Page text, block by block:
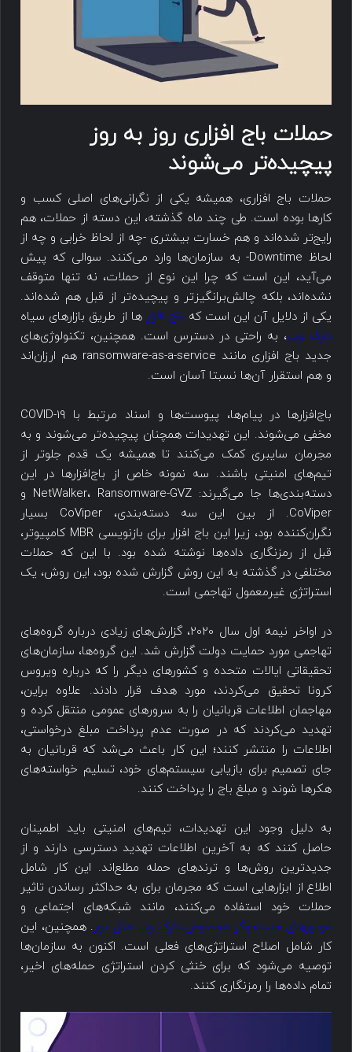
حملات باج افزاری روز به روز
پیچیده‌تر می‌شوند
حملات باج افزاری، همیشه یکی از نگرانی‌های اصلی کسب و
کارها بوده است. طی چند ماه گذشته، این دسته از حملات، هم
رایج‌تر شده‌اند و هم خسارت بیشتری -چه از لحاظ خرابی و چه از
لحاظ Downtime- به سازمان‌ها وارد می‌کنند. سوالی که پیش
می‌آید، این است که چرا این نوع از حملات، نه تنها متوقف
نشده‌اند، بلکه چالش‌برانگیزتر و پیچیده‌تر از قبل هم شده‌اند.
یکی از دلایل آن این است که باج افزار ها از طریق بازارهای سیاه
دارک وب، به راحتی در دسترس است. همچنین، تکنولوژی‌های
جدید باج افزاری مانند ransomware-as-a-service هم ارزان‌اند
و هم استقرار آن‌ها نسبتا آسان است.
باج‌افزارها در پیام‌ها، پیوست‌ها و اسناد مرتبط با COVID-19
مخفی می‌شوند. این تهدیدات همچنان پیچیده‌تر می‌شوند و به
مجرمان سایبری کمک می‌کنند تا همیشه یک قدم جلوتر از
تیم‌های امنیتی باشند. سه نمونه خاص از باج‌افزارها در این
دسته‌بندی‌ها جا می‌گیرند: NetWalker، Ransomware-GVZ و
CoViper. از بین این سه دسته‌بندی، CoViper بسیار
نگران‌کننده بود، زیرا این باج افزار برای بازنویسی MBR کامپیوتر،
قبل از رمزنگاری داده‌ها نوشته شده بود. با این که حملات
مختلفی در گذشته به این روش گزارش شده بود، این روش، یک
استراتژی غیرمعمول تهاجمی است.
در اواخر نیمه اول سال 2020، گزارش‌های زیادی درباره گروه‌های
تهاجمی مورد حمایت دولت گزارش شد. این گروه‌ها، سازمان‌های
تحقیقاتی ایالات متحده و کشورهای دیگر را که درباره ویروس
کرونا تحقیق می‌کردند، مورد هدف قرار دادند. علاوه براین،
مهاجمان اطلاعات قربانیان را به سرورهای عمومی منتقل کرده و
تهدید می‌کردند که در صورت عدم پرداخت مبلغ درخواستی،
اطلاعات را منتشر کنند؛ این کار باعث می‌شد که قربانیان به
جای تصمیم برای بازیابی سیستم‌های خود، تسلیم خواسته‌های
هکرها شوند و مبلغ باج را پرداخت کنند.
به دلیل وجود این تهدیدات، تیم‌های امنیتی باید اطمینان
حاصل کنند که به آخرین اطلاعات تهدید دسترسی دارند و از
جدیدترین روش‌ها و ترندهای حمله مطلع‌اند. این کار شامل
اطلاع از ابزارهایی است که مجرمان برای به حداکثر رساندن تاثیر
حملات خود استفاده می‌کنند، مانند شبکه‌های اجتماعی و
موتورهای جستجوگر مخصوص دارک وب مثل تور. همچنین، این
کار شامل اصلاح استراتژی‌های فعلی است. اکنون به سازمان‌ها
توصیه می‌شود که برای خنثی کردن استراتژی حمله‌های اخیر،
تمام داده‌ها را رمزنگاری کنند.